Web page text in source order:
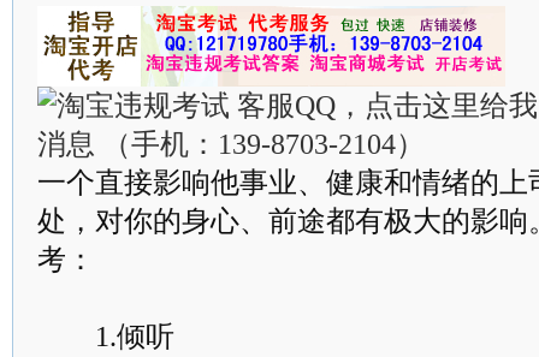
一个直接影响他事业、健康和情绪的
处，对你的身心、前途都有极大的影
考：
1.倾听